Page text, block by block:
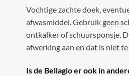
Vochtige zachte doek,
afwasmiddel. Gebruik geen
ontkalker of schuursponsje.
afwerking aan en dat is niet
Is de Bellagio er ook in